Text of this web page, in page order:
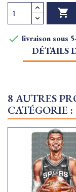

 livraison sous
DÉTAILS
8 AUTRES
CATÉGORIE :